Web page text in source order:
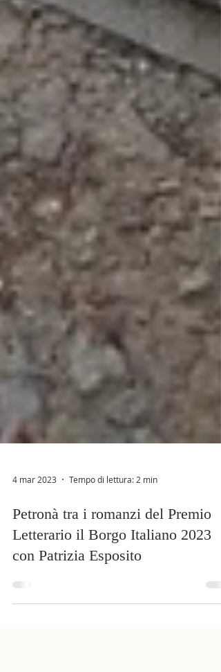
4 mar 2023 Tempo di lettura: 2 min
Petronà tra i romanzi del Premio
con Patrizia Esposito